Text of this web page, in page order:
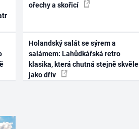
ořechy a skořicí
Holandský salát se sýrem a
salámem: Lahůdkářská retro
klasika, která chutná stejně skvěle
jako dřív